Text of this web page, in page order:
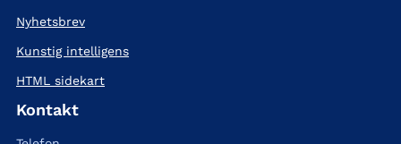
Nyhetsbrev
Kunstig intelligens
HTML sidekart
Kontakt